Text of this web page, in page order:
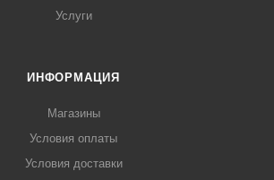
Услуги
ИНФОРМАЦИЯ
Магазины
Условия оплаты
Условия доставки